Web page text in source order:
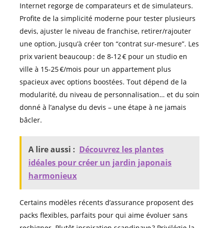
Internet regorge de comparateurs et de simulateurs.
Profite de la simplicité moderne pour tester plusieurs
devis, ajuster le niveau de franchise, retirer/rajouter
une option, jusqu’à créer ton “contrat sur-mesure”. Les
prix varient beaucoup : de 8-12 € pour un studio en
ville à 15-25 €/mois pour un appartement plus
spacieux avec options boostées. Tout dépend de la
modularité, du niveau de personnalisation… et du soin
donné à l’analyse du devis – une étape à ne jamais
bâcler.
A lire aussi : Découvrez les plantes
idéales pour créer un jardin japonais
harmonieux
Certains modèles récents d’assurance proposent des
packs flexibles, parfaits pour qui aime évoluer sans